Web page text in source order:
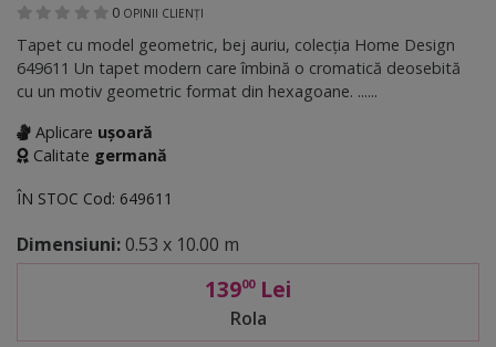
0 OPINII CLIENȚI
Tapet cu model geometric, bej auriu, colecţia Home Design
649611 Un tapet modern care îmbină o cromatică deosebită
cu un motiv geometric format din hexagoane. ......
Aplicare ușoară
Calitate germană
ÎN STOC Cod: 649611
Dimensiuni:0.53 x 10.00 m
13900Lei
Rola